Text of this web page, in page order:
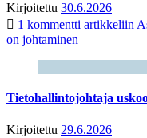
Kirjoitettu 30.6.2026
1 kommentti artikkeliin
on johtaminen
Tietohallintojohtaja
Kirjoitettu 29.6.2026